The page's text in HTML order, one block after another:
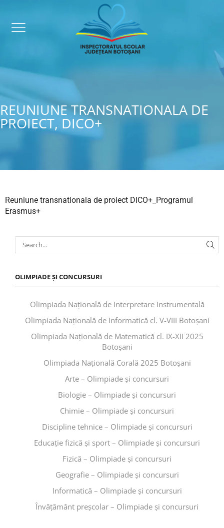
REUNIUNE TRANSNATIONALA DE
PROIECT, DICO+
Reuniune transnationala de proiect DICO+_Programul
Erasmus+
OLIMPIADE ȘI CONCURSURI
Olimpiada Națională de Interpretare Instrumentală
Olimpiada Națională de Informatică cl. V-VIII Botoșani
Olimpiada Națională de Matematică cl. IX-XII 2025
Botoșani
Olimpiada Națională Corală 2025 Botoșani
Arte – Olimpiade și concursuri
Biologie – Olimpiade și concursuri
Chimie – Olimpiade și concursuri
Discipline tehnice – Olimpiade și concursuri
Educaţie fizică şi sport – Olimpiade și concursuri
Fizică – Olimpiade și concursuri
Geografie – Olimpiade și concursuri
Informatică – Olimpiade și concursuri
Învăţământ preşcolar – Olimpiade și concursuri